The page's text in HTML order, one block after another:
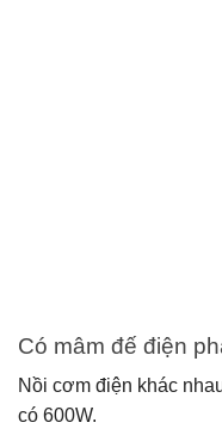
Có mâm đế điện
Nồi cơm điện khác
có 600W.